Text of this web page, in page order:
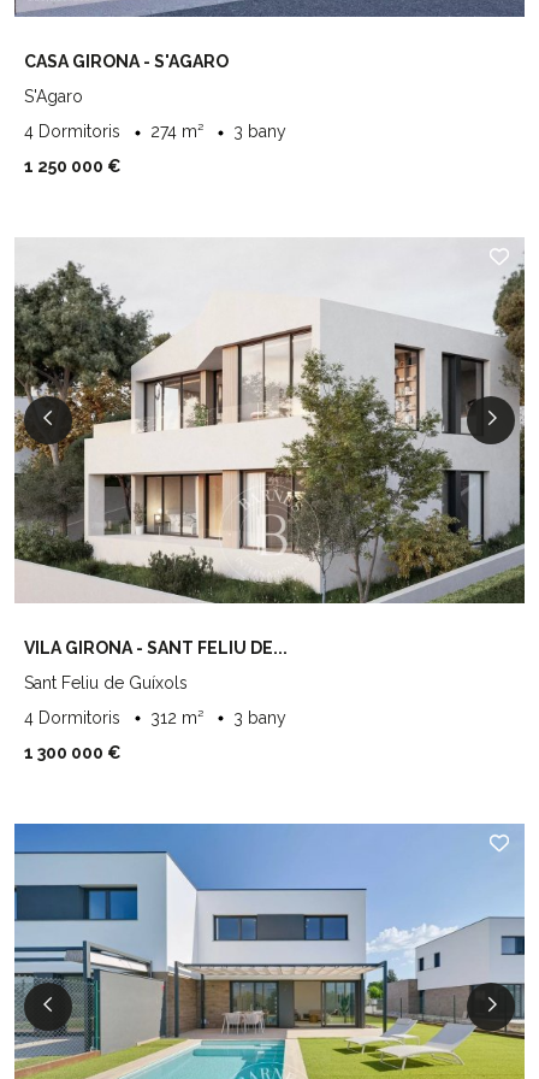
CASA GIRONA - S'AGARO
S'Agaro
4 Dormitoris
274 m²
3 bany
1 250 000 €
VILA GIRONA - SANT FELIU DE...
Sant Feliu de Guíxols
4 Dormitoris
312 m²
3 bany
1 300 000 €